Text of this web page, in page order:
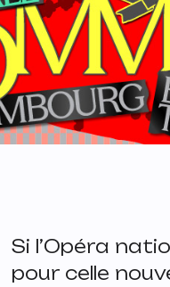
Si l’Opéra
pour celle